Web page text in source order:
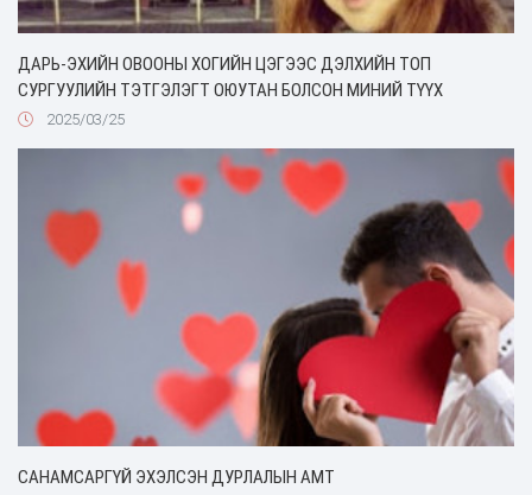
ДАРЬ-ЭХИЙН ОВООНЫ ХОГИЙН ЦЭГЭЭС ДЭЛХИЙН ТОП
СУРГУУЛИЙН ТЭТГЭЛЭГТ ОЮУТАН БОЛСОН МИНИЙ ТҮҮХ
2025/03/25
САНАМСАРГҮЙ ЭХЭЛСЭН ДУРЛАЛЫН АМТ